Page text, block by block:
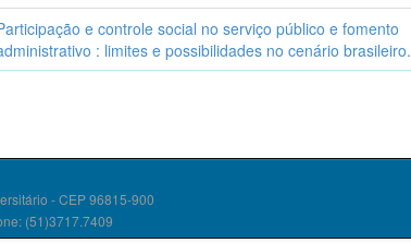
e controle social no serviço público e fomento
: limites e possibilidades no cenário brasileiro.
- CEP 96815-900
(51)3717.7409